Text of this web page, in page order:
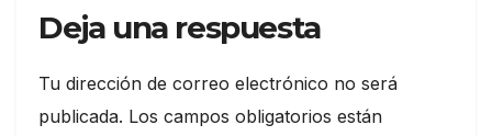
Deja una respuesta
Tu dirección de correo electrónico no será
publicada. Los campos obligatorios están